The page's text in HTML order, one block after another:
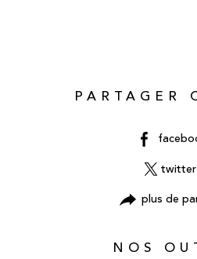
PARTAGER
twitter
plus de
NOS